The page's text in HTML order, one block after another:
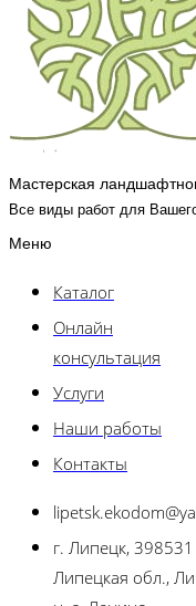
Мастерская
Все виды работ для
Меню
Каталог
Онлайн
консультация
Услуги
Наши работы
Контакты
г. Липецк, 398531
Липецкая обл.,